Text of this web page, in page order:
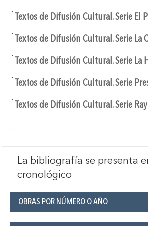
Textos de Difusión Cultural. Serie El
Textos de Difusión Cultural. Serie La
Textos de Difusión Cultural. Serie La
Textos de Difusión Cultural. Serie
Textos de Difusión Cultural. Serie
La bibliografía se presenta
cronológico
OBRAS POR NÚMERO O AÑO